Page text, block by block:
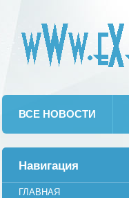
ВСЕ НОВОСТИ
Навигация
ГЛАВНАЯ